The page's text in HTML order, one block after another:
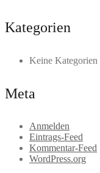
Kategorien
Keine Kategorien
Meta
Anmelden
Eintrags-Feed
Kommentar-Feed
WordPress.org